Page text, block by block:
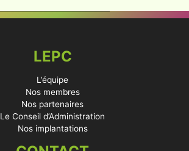
LEPC
L’équipe
Nos membres
Nos partenaires
Le Conseil d’Administration
Nos implantations